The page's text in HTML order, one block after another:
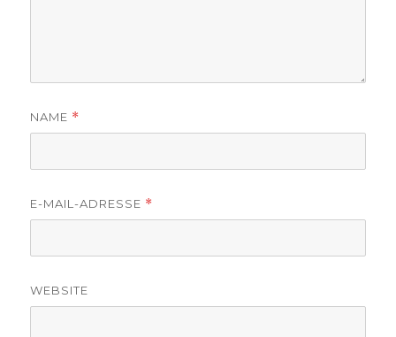
NAME *
E-MAIL-ADRESSE *
WEBSITE